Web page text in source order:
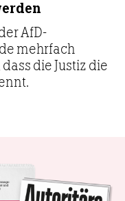
AfD-
mehrfach
die Justiz die